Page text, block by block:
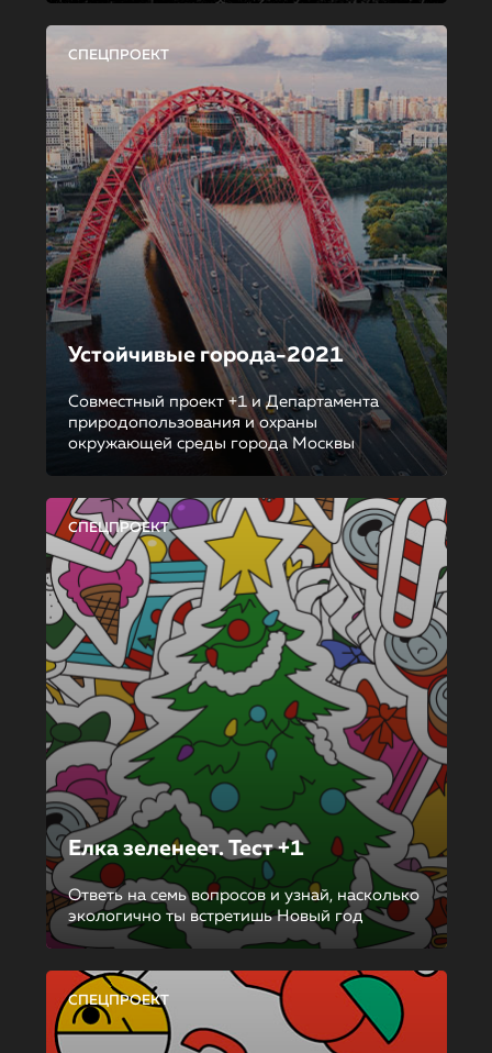
СПЕЦПРОЕКТ
Устойчивые города-2021
Совместный проект +1 и Департамента
природопользования и охраны
окружающей среды города Москвы
СПЕЦПРОЕКТ
Елка зеленеет. Тест +1
Ответь на семь вопросов и узнай, насколько
экологично ты встретишь Новый год
СПЕЦПРОЕКТ